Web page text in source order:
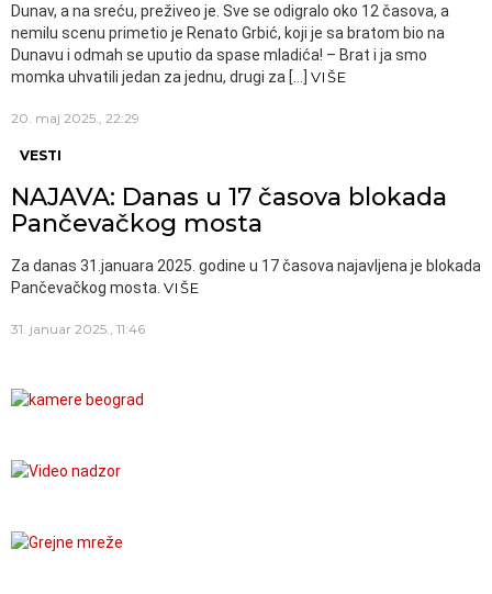
Dunav, a na sreću, preživeo je. Sve se odigralo oko 12 časova, a
nemilu scenu primetio je Renato Grbić, koji je sa bratom bio na
Dunavu i odmah se uputio da spase mladića! – Brat i ja smo
momka uhvatili jedan za jednu, drugi za […] VIŠE
20. maj 2025., 22:29
VESTI
NAJAVA: Danas u 17 časova blokada
Pančevačkog mosta
Za danas 31.januara 2025. godine u 17 časova najavljena je blokada
Pančevačkog mosta. VIŠE
31. januar 2025., 11:46